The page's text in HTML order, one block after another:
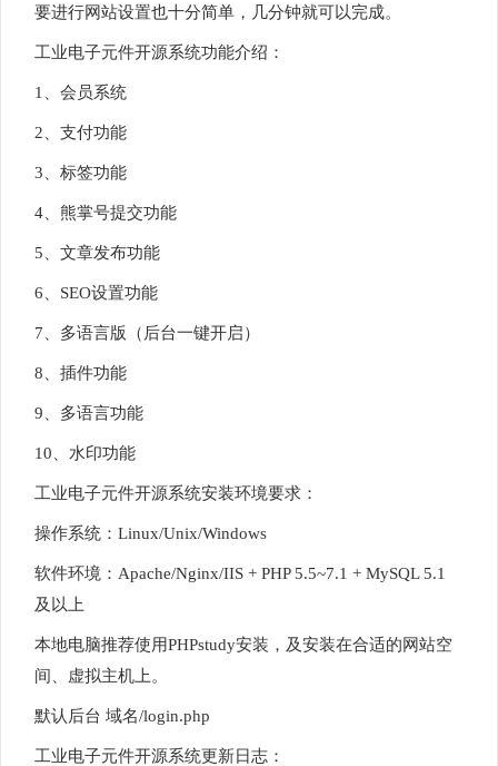
要进行网站设置也十分简单，几分钟就可以完成。
工业电子元件开源系统功能介绍：
1、会员系统
2、支付功能
3、标签功能
4、熊掌号提交功能
5、文章发布功能
6、SEO设置功能
7、多语言版（后台一键开启）
8、插件功能
9、多语言功能
10、水印功能
工业电子元件开源系统安装环境要求：
操作系统：Linux/Unix/Windows
软件环境：Apache/Nginx/IIS + PHP 5.5~7.1 + MySQL 5.1
及以上
本地电脑推荐使用PHPstudy安装，及安装在合适的网站空
间、虚拟主机上。
默认后台 域名/login.php
工业电子元件开源系统更新日志：